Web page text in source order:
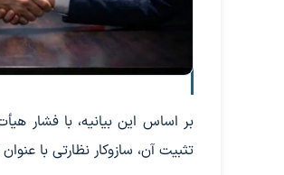
بر اساس این بیانیه، با فشار
تثبیت آن، سازوکار نظارتی با